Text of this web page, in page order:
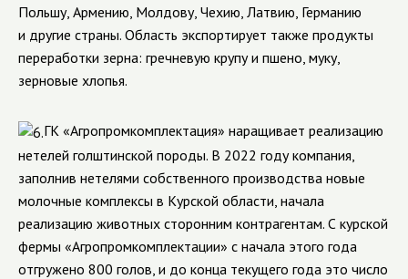
Польшу, Армению, Молдову, Чехию, Латвию, Германию
и другие страны. Область экспортирует также продукты
переработки зерна: гречневую крупу и пшено, муку,
зерновые хлопья.
ГК «Агропромкомплектация» наращивает реализацию
нетелей голштинской породы. В 2022 году компания,
заполнив нетелями собственного производства новые
молочные комплексы в Курской области, начала
реализацию животных сторонним контрагентам. С курской
фермы «Агропромкомплектации» с начала этого года
отгружено 800 голов, и до конца текущего года это число